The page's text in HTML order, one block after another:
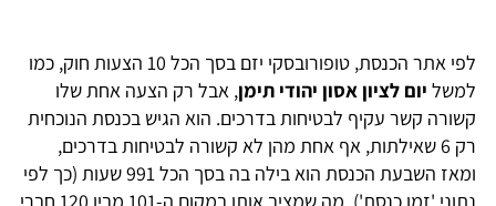
לפי אתר הכנסת, טופורובסקי יזם בסך הכל 10 הצעות חוק, כמו
למשל יום לציון אסון יהודי תימן, אבל רק הצעה אחת שלו
קשורה קשר עקיף לבטיחות בדרכים. הוא הגיש בכנסת הנוכחית
רק 6 שאילתות, אף אחת מהן לא קשורה לבטיחות בדרכים,
ומאז השבעת הכנסת הוא בילה בה בסך הכל 991 שעות (כך לפי